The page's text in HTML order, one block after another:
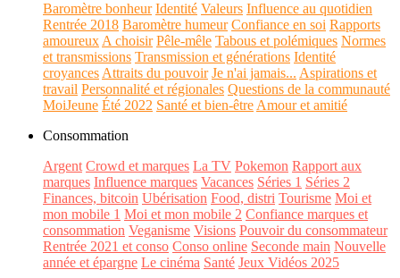
Baromètre bonheur Identité Valeurs Influence au quotidien
Rentrée 2018 Baromètre humeur Confiance en soi Rapports
amoureux A choisir Pêle-mêle Tabous et polémiques Normes
et transmissions Transmission et générations Identité
croyances Attraits du pouvoir Je n'ai jamais... Aspirations et
travail Personnalité et régionales Questions de la communauté
MoiJeune Été 2022 Santé et bien-être Amour et amitié
Consommation
Argent Crowd et marques La TV Pokemon Rapport aux
marques Influence marques Vacances Séries 1 Séries 2
Finances, bitcoin Ubérisation Food, distri Tourisme Moi et
mon mobile 1 Moi et mon mobile 2 Confiance marques et
consommation Veganisme Visions Pouvoir du consommateur
Rentrée 2021 et conso Conso online Seconde main Nouvelle
année et épargne Le cinéma Santé Jeux Vidéos 2025